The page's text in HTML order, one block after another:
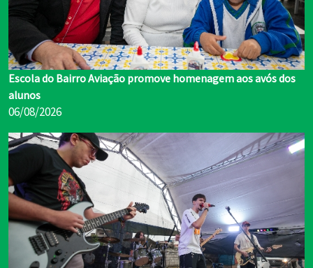
Escola do Bairro Aviação promove homenagem aos avós dos
alunos
06/08/2026